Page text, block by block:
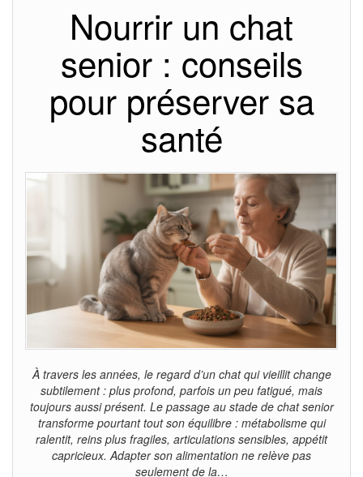
Nourrir un chat
senior : conseils
pour préserver sa
santé
À travers les années, le regard d’un chat qui vieillit change
subtilement : plus profond, parfois un peu fatigué, mais
toujours aussi présent. Le passage au stade de chat senior
transforme pourtant tout son équilibre : métabolisme qui
ralentit, reins plus fragiles, articulations sensibles, appétit
capricieux. Adapter son alimentation ne relève pas
seulement de la…